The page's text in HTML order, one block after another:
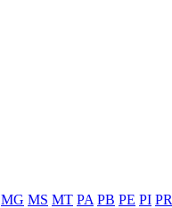
MG MS MT PA PB PE PI PR